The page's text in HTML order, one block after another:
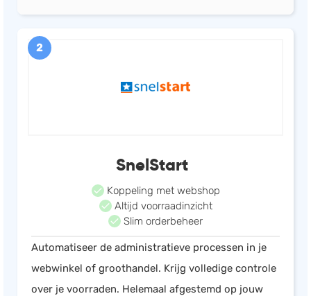
2
SnelStart
Koppeling met webshop
Altijd voorraadinzicht
Slim orderbeheer
Automatiseer de administratieve processen in je
webwinkel of groothandel. Krijg volledige controle
over je voorraden. Helemaal afgestemd op jouw